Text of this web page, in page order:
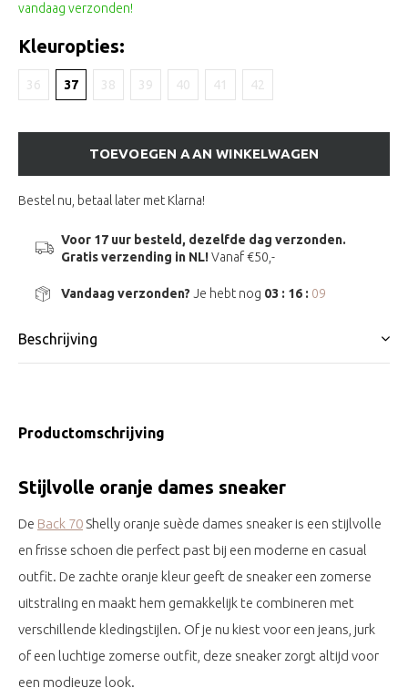
vandaag verzonden!
Kleuropties:
36 37 38 39 40 41 42
TOEVOEGEN AAN WINKELWAGEN
Bestel nu, betaal later met Klarna!
Voor 17 uur besteld, dezelfde dag verzonden.
Gratis verzending in NL!Vanaf €50,-
Vandaag verzonden? Je hebt nog 03 : 16 : 08
Beschrijving
Productomschrijving
Stijlvolle oranje dames sneaker
De Back 70 Shelly oranje suède dames sneaker is een stijlvolle
en frisse schoen die perfect past bij een moderne en casual
outfit. De zachte oranje kleur geeft de sneaker een zomerse
uitstraling en maakt hem gemakkelijk te combineren met
verschillende kledingstijlen. Of je nu kiest voor een jeans, jurk
of een luchtige zomerse outfit, deze sneaker zorgt altijd voor
een modieuze look.